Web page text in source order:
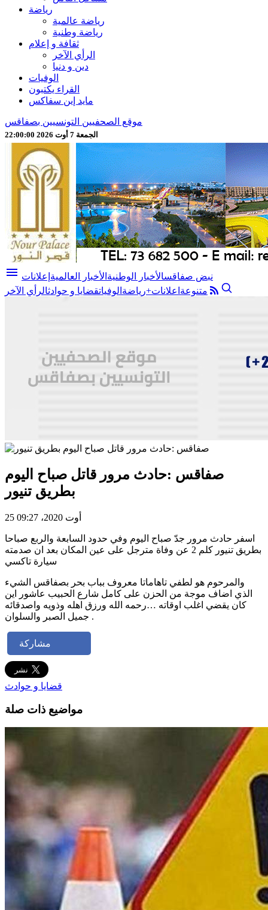
رياضة
رياضة عالمية
رياضة وطنية
ثقافة و إعلام
الرأي الآخر
دين و دنيا
الوفيات
القراء يكتبون
مايد إين سفاكس
موقع الصحفيين التونسيين بصفاقس
الجمعة 7 أوت 2026 22:00:02
menu نبض صفاقسالأخبار الوطنية الأخبار العالمية إعلانات
متنوعة اعلانات+رياضة الوفياتقضايا و حوادثالرأي الآخر
صفاقس :حادث مرور قاتل صباح اليوم
بطريق تنيور
25 أوت 2020، 09:27
اسفر حادث مرور جدّ صباح اليوم وفي حدود السابعة والربع صباحا
بطريق تنيور كلم 2 عن وفاة مترجل على عين المكان بعد ان صدمته
سيارة تاكسي
والمرحوم هو لطفي تاهاماتا معروف بباب بحر بصفاقس الشيء
الذي اضاف موجة من الحزن على كامل شارع الحبيب عاشور اين
كان يقضي اغلب اوقاته …رحمه الله ورزق اهله وذويه واصدقائه
جميل الصبر والسلوان .
مشاركة
قضايا و حوادث
مواضيع ذات صلة